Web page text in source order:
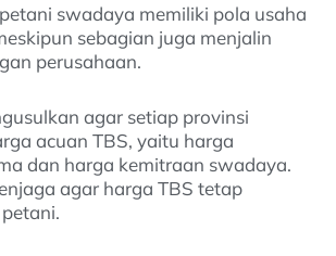
swadaya memiliki pola usaha
sebagian juga menjalin
perusahaan.
agar setiap provinsi
acuan TBS, yaitu harga
dan harga kemitraan swadaya.
agar harga TBS tetap